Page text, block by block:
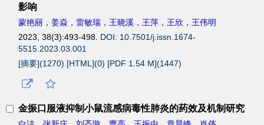
影响
蒙艳丽，姜焱，雷敏瑞，王晓溪，王萍，王欣，王伟明
2023, 38(3):493-498. DOI: 10.7501/j.issn.1674-
5515.2023.03.001
[摘要](1270) [HTML](0) [PDF 1.54 M](1447)
金振口服液抑制小鼠流感病毒性肺炎的药效及机制研究